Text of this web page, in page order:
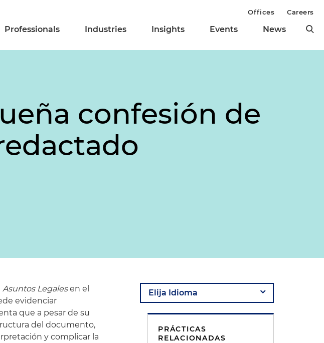
Professionals Industries Insights Events News
Offices Careers
confesión de
Asuntos Legalesen el
evidenciar
que a pesar de su
del documento,
y complicar la
PRÁCTICAS
RELACIONADAS